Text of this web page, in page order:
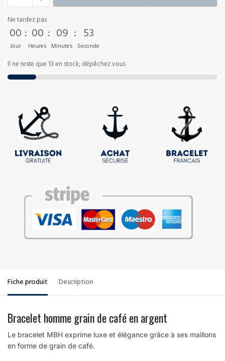
Ne tardez pas
00
Jour
: 00
Heures
: 09
Minutes
: 53
Seconde
Il ne reste que 13 en stock, dépêchez vous
Fiche produit Description
Bracelet homme grain de café en argent
Le bracelet MBH exprime luxe et élégance grâce à ses maillons
en forme de grain de café.